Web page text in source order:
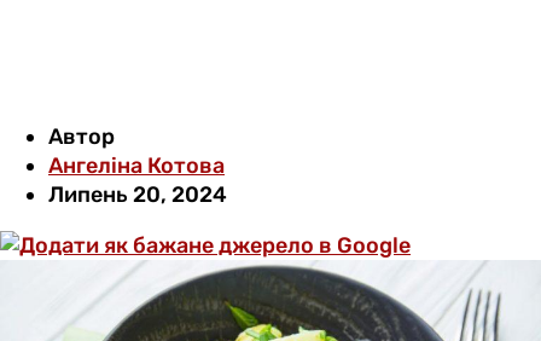
Автор
Ангеліна Котова
Липень 20, 2024